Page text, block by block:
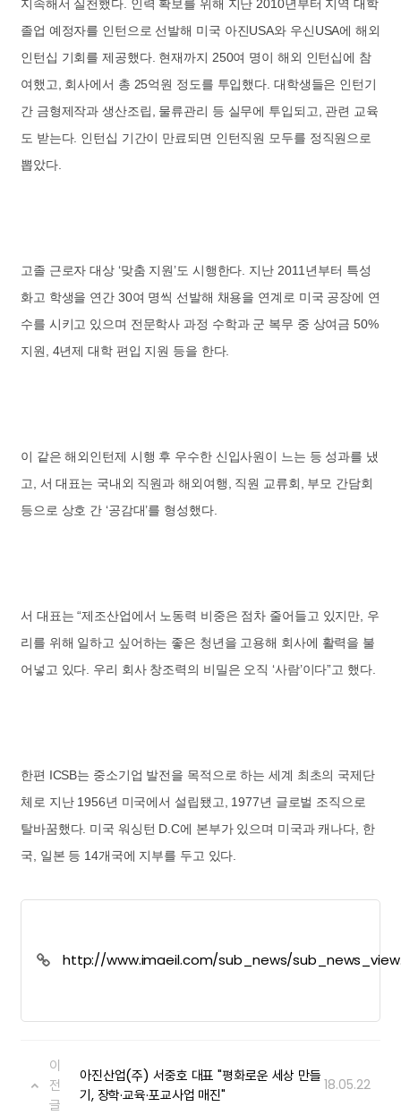
지속해서 실천했다. 인력 확보를 위해 지난 2010년부터 지역 대학
졸업 예정자를 인턴으로 선발해 미국 아진USA와 우신USA에 해외
인턴십 기회를 제공했다. 현재까지 250여 명이 해외 인턴십에 참
여했고, 회사에서 총 25억원 정도를 투입했다. 대학생들은 인턴기
간 금형제작과 생산조립, 물류관리 등 실무에 투입되고, 관련 교육
도 받는다. 인턴십 기간이 만료되면 인턴직원 모두를 정직원으로
뽑았다.
고졸 근로자 대상 ‘맞춤 지원’도 시행한다. 지난 2011년부터 특성
화고 학생을 연간 30여 명씩 선발해 채용을 연계로 미국 공장에 연
수를 시키고 있으며 전문학사 과정 수학과 군 복무 중 상여금 50%
지원, 4년제 대학 편입 지원 등을 한다.
이 같은 해외인턴제 시행 후 우수한 신입사원이 느는 등 성과를 냈
고, 서 대표는 국내외 직원과 해외여행, 직원 교류회, 부모 간담회
등으로 상호 간 ‘공감대’를 형성했다.
서 대표는 “제조산업에서 노동력 비중은 점차 줄어들고 있지만, 우
리를 위해 일하고 싶어하는 좋은 청년을 고용해 회사에 활력을 불
어넣고 있다. 우리 회사 창조력의 비밀은 오직 ‘사람’이다”고 했다.
한편 ICSB는 중소기업 발전을 목적으로 하는 세계 최초의 국제단
체로 지난 1956년 미국에서 설립됐고, 1977년 글로벌 조직으로
탈바꿈했다. 미국 워싱턴 D.C에 본부가 있으며 미국과 캐나다, 한
국, 일본 등 14개국에 지부를 두고 있다.
http://www.imaeil.com/sub_news/
이
전
글
아진산업(주) 서중호 대표 "평화로운 세상 만들
기, 장학·교육·포교사업 매진"
18.05.22